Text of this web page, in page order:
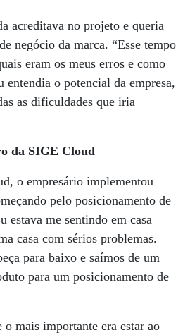
acreditava no projeto e queria
negócio da marca. “Esse tempo
eram os meus erros e como
entendia o potencial da empresa,
as dificuldades que iria
da SIGE Cloud
o empresário implementou
pelo posicionamento de
estava me sentindo em casa
casa com sérios problemas.
para baixo e saímos de um
para um posicionamento de
mais importante era estar ao